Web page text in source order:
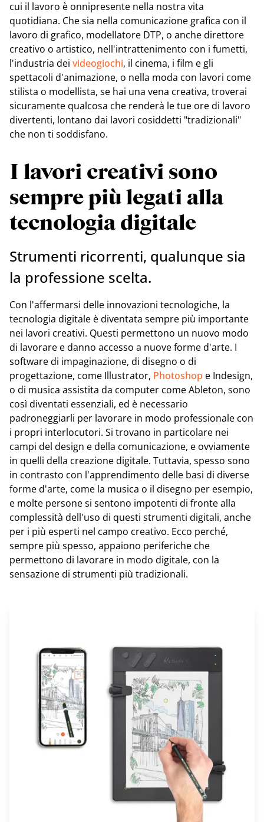
cui il lavoro è onnipresente nella nostra vita
quotidiana. Che sia nella comunicazione grafica con il
lavoro di grafico, modellatore DTP, o anche direttore
creativo o artistico, nell'intrattenimento con i fumetti,
l'industria dei videogiochi, il cinema, i film e gli
spettacoli d'animazione, o nella moda con lavori come
stilista o modellista, se hai una vena creativa, troverai
sicuramente qualcosa che renderà le tue ore di lavoro
divertenti, lontano dai lavori cosiddetti "tradizionali"
che non ti soddisfano.
I lavori creativi sono
sempre più legati alla
tecnologia digitale
Strumenti ricorrenti, qualunque sia
la professione scelta.
Con l'affermarsi delle innovazioni tecnologiche, la
tecnologia digitale è diventata sempre più importante
nei lavori creativi. Questi permettono un nuovo modo
di lavorare e danno accesso a nuove forme d'arte. I
software di impaginazione, di disegno o di
progettazione, come Illustrator, Photoshop e Indesign,
o di musica assistita da computer come Ableton, sono
così diventati essenziali, ed è necessario
padroneggiarli per lavorare in modo professionale con
i propri interlocutori. Si trovano in particolare nei
campi del design e della comunicazione, e ovviamente
in quelli della creazione digitale. Tuttavia, spesso sono
in contrasto con l'apprendimento delle basi di diverse
forme d'arte, come la musica o il disegno per esempio,
e molte persone si sentono impotenti di fronte alla
complessità dell'uso di questi strumenti digitali, anche
per i più esperti nel campo creativo. Ecco perché,
sempre più spesso, appaiono periferiche che
permettono di lavorare in modo digitale, con la
sensazione di strumenti più tradizionali.